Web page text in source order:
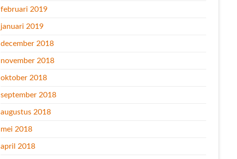
februari 2019
januari 2019
december 2018
november 2018
oktober 2018
september 2018
augustus 2018
mei 2018
april 2018